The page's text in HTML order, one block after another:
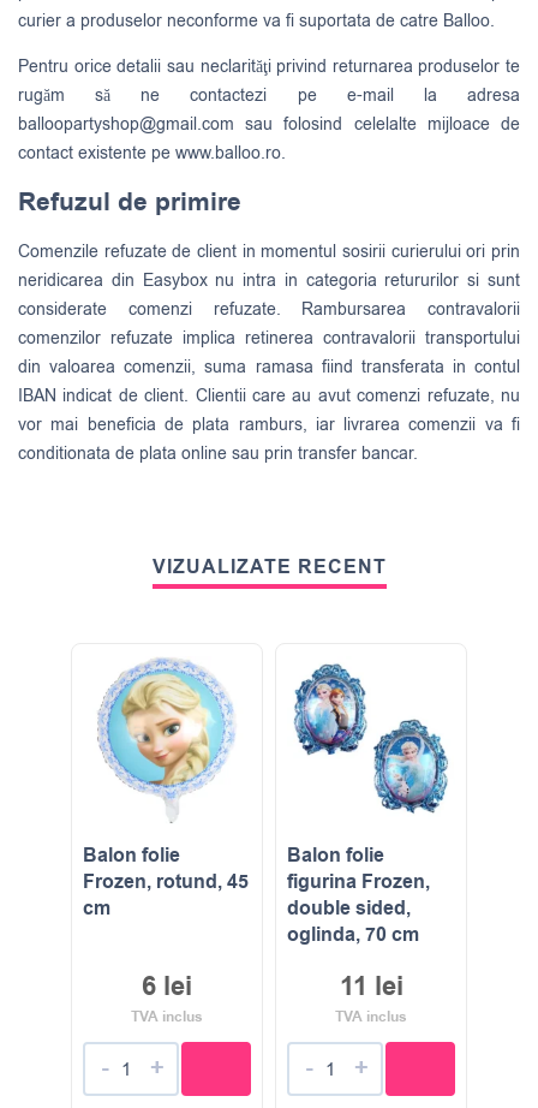
curier a produselor neconforme va fi suportata de catre Balloo.
Pentru orice detalii sau neclarităţi privind returnarea produselor te
rugăm să ne contactezi pe e-mail la adresa
balloopartyshop@gmail.com sau folosind celelalte mijloace de
contact existente pe www.balloo.ro.
Refuzul de primire
Comenzile refuzate de client in momentul sosirii curierului ori prin
neridicarea din Easybox nu intra in categoria retururilor si sunt
considerate comenzi refuzate. Rambursarea contravalorii
comenzilor refuzate implica retinerea contravalorii transportului
din valoarea comenzii, suma ramasa fiind transferata in contul
IBAN indicat de client. Clientii care au avut comenzi refuzate, nu
vor mai beneficia de plata ramburs, iar livrarea comenzii va fi
conditionata de plata online sau prin transfer bancar.
VIZUALIZATE RECENT
Balon folie
Frozen, rotund, 45
cm
6 lei
TVA inclus
- +
Balon folie
figurina Frozen,
double sided,
oglinda, 70 cm
11 lei
TVA inclus
- +